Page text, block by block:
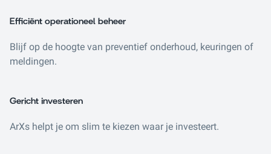
Efficiënt operationeel beheer
Blijf op de hoogte van preventief onderhoud, keuringen of
meldingen.
Gericht investeren
ArXs helpt je om slim te kiezen waar je investeert.